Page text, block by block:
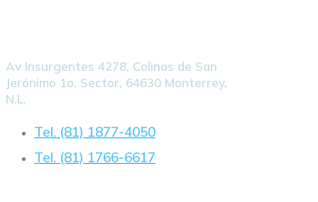
Av Insurgentes 4278, Colinas de San
Jerónimo 1o. Sector, 64630 Monterrey,
N.L.
Tel. (81) 1877-4050
Tel. (81) 1766-6617